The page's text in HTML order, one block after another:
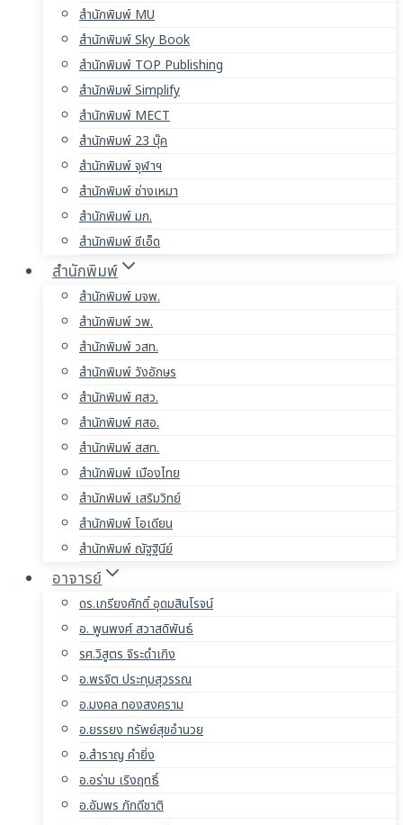
สำนักพิมพ์ MU
สำนักพิมพ์ Sky Book
สำนักพิมพ์ TOP Publishing
สำนักพิมพ์ Simplify
สำนักพิมพ์ MECT
สำนักพิมพ์ 23 บุ๊ค
สำนักพิมพ์ จุฬาฯ
สำนักพิมพ์ ช่างเหมา
สำนักพิมพ์ มก.
สำนักพิมพ์ ซีเอ็ด
สำนักพิมพ์
สำนักพิมพ์ มจพ.
สำนักพิมพ์ วพ.
สำนักพิมพ์ วสท.
สำนักพิมพ์ วังอักษร
สำนักพิมพ์ ศสว.
สำนักพิมพ์ ศสอ.
สำนักพิมพ์ สสท.
สำนักพิมพ์ เมืองไทย
สำนักพิมพ์ เสริมวิทย์
สำนักพิมพ์ โอเดียน
สำนักพิมพ์ ณัฐฐินีย์
อาจารย์
ดร.เกรียงศักดิ์ อุดมสินโรจน์
อ. พูนพงศ์ สวาสดิพันธ์
รศ.วิสูตร จิระดำเกิง
อ.พรจิต ประทุมสุวรรณ
อ.มงคล ทองสงคราม
อ.ยรรยง ทรัพย์สุขอำนวย
อ.สำราญ คำยิ่ง
อ.อร่าม เริงฤทธิ์
อ.อัมพร ภักดีชาติ